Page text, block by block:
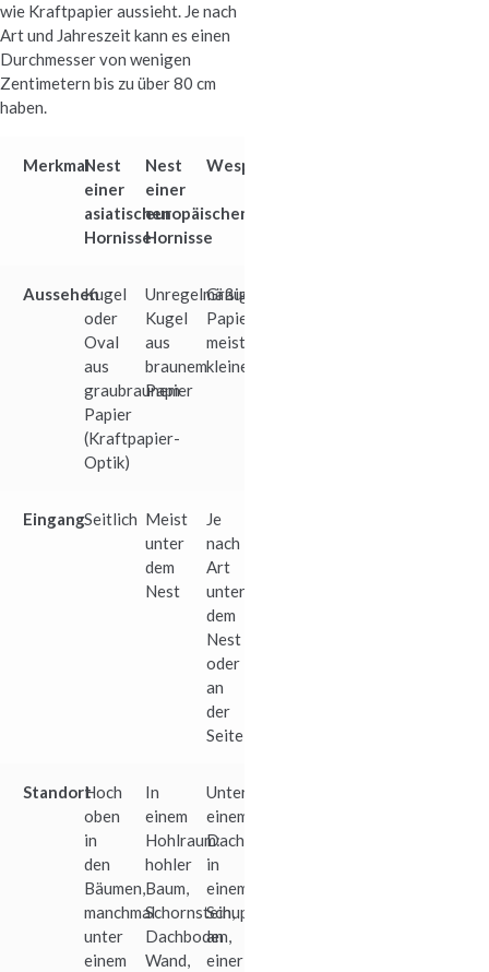
wie Kraftpapier aussieht. Je nach
Art und Jahreszeit kann es einen
Durchmesser von wenigen
Zentimetern bis zu über 80 cm
haben.
MerkmalNest
einer
asiatischen
Hornisse
Nest
einer
europäischen
Hornisse
Wespennest
AussehenKugel
oder
Oval
aus
graubraunem
Papier
(Kraftpapier-
Optik)
Unregelmäßige
Kugel
aus
braunem
Papier
Graues
Papier,
meist
kleiner
EingangSeitlich Meist
unter
dem
Nest
Je
nach
Art
unter
dem
Nest
oder
an
der
Seite
StandortHoch
oben
in
den
Bäumen,
manchmal
unter
einem
In
einem
Hohlraum:
hohler
Baum,
Schornstein,
Dachboden,
Wand,
Unter
einem
Dach,
in
einem
Schuppen,
an
einer